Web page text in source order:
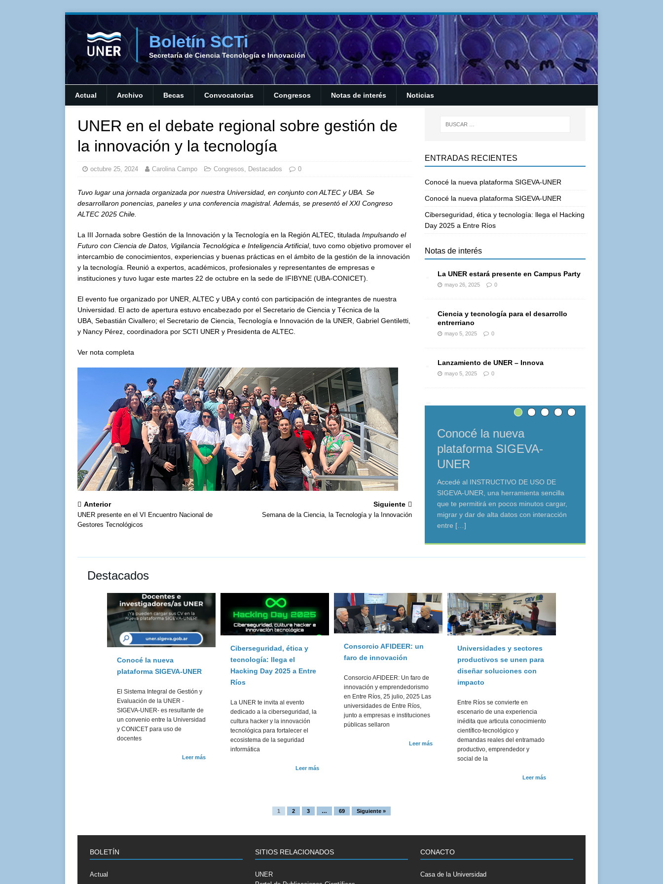
Boletín SCTi
Secretaría de Ciencia Tecnología e Innovación
Actual Archivo Becas Convocatorias Congresos Notas de interés Noticias
UNER en el debate regional sobre gestión de
la innovación y la tecnología
octubre 25, 2024 Carolina Campo Congresos Destacados 0
Tuvo lugar una jornada organizada por nuestra Universidad, en conjunto con ALTEC y UBA. Se
desarrollaron ponencias, paneles y una conferencia magistral. Además, se presentó el XXI Congreso
ALTEC 2025 Chile.
La III Jornada sobre Gestión de la Innovación y la Tecnología en la Región ALTEC, titulada Impulsando el
Futuro con Ciencia de Datos, Vigilancia Tecnológica e Inteligencia Artificial, tuvo como objetivo promover el
intercambio de conocimientos, experiencias y buenas prácticas en el ámbito de la gestión de la innovación
y la tecnología. Reunió a expertos, académicos, profesionales y representantes de empresas e
instituciones y tuvo lugar este martes 22 de octubre en la sede de IFIBYNE (UBA-CONICET).
El evento fue organizado por UNER, ALTEC y UBA y contó con participación de integrantes de nuestra
Universidad. El acto de apertura estuvo encabezado por el Secretario de Ciencia y Técnica de la
UBA, Sebastián Civallero; el Secretario de Ciencia, Tecnología e Innovación de la UNER, Gabriel Gentiletti,
y Nancy Pérez, coordinadora por SCTI UNER y Presidenta de ALTEC.
Ver nota completa
Anterior
UNER presente en el VI Encuentro Nacional de
Gestores Tecnológicos
Siguiente
Semana de la Ciencia, la Tecnología y la Innovación
ENTRADAS RECIENTES
Conocé la nueva plataforma SIGEVA-UNER
Conocé la nueva plataforma SIGEVA-UNER
Ciberseguridad, ética y tecnología: llega el Hacking
Day 2025 a Entre Ríos
Notas de interés
La UNER estará presente en Campus Party
mayo 26, 2025 0
Ciencia y tecnología para el desarrollo
entrerriano
mayo 5, 2025 0
Lanzamiento de UNER – Innova
mayo 5, 2025 0
Conocé la nueva
plataforma SIGEVA-
UNER
Accedé al INSTRUCTIVO DE USO DE
SIGEVA-UNER, una herramienta sencilla
que te permitirá en pocos minutos cargar,
migrar y dar de alta datos con interacción
entre […]
Destacados
Conocé la nueva
plataforma SIGEVA-UNER
El Sistema Integral de Gestión y
Evaluación de la UNER -
SIGEVA-UNER- es resultante de
un convenio entre la Universidad
y CONICET para uso de
docentes
Leer más
Ciberseguridad, ética y
tecnología: llega el
Hacking Day 2025 a Entre
Ríos
La UNER te invita al evento
dedicado a la ciberseguridad, la
cultura hacker y la innovación
tecnológica para fortalecer el
ecosistema de la seguridad
informática
Leer más
Consorcio AFIDEER: un
faro de innovación
Consorcio AFIDEER: Un faro de
innovación y emprendedorismo
en Entre Ríos, 25 julio, 2025 Las
universidades de Entre Ríos,
junto a empresas e instituciones
públicas sellaron
Leer más
Universidades y sectores
productivos se unen para
diseñar soluciones con
impacto
Entre Ríos se convierte en
escenario de una experiencia
inédita que articula conocimiento
científico-tecnológico y
demandas reales del entramado
productivo, emprendedor y
social de la
Leer más
1 2 3 … 69 Siguiente »
BOLETÍN
Actual
SITIOS RELACIONADOS
UNER
CONACTO
Casa de la Universidad